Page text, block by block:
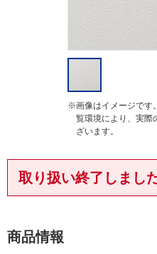
※画像はイメージです
覧環境により、実際
ざいます。
取り扱い終了しまし
商品情報